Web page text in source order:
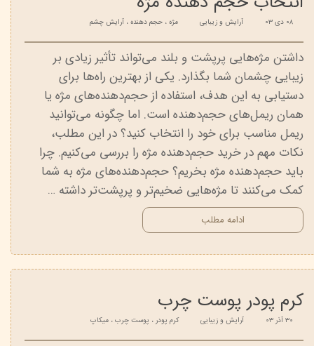
۰۸ دی ۰۳ آرایش و زیبایی مژه ، حجم دهنده ، آرایش چشم
داشتن مژه‌هایی پرپشت و بلند می‌تواند تأثیر زیادی بر
زیبایی چشمان شما بگذارد. یکی از بهترین راه‌ها برای
دستیابی به این هدف، استفاده از حجم‌دهنده‌های مژه یا
همان ریمل‌های حجم‌دهنده است. اما چگونه می‌توانید
ریمل مناسب برای خود را انتخاب کنید؟ در این مطلب،
نکات مهم در خرید حجم‌دهنده مژه را بررسی می‌کنیم. چرا
باید حجم‌دهنده مژه بخریم؟ حجم‌دهنده‌های مژه به شما
کمک می‌کنند تا مژه‌هایی ضخیم‌تر و پرپشت‌تر داشته …
ادامه مطلب
کرم پودر پوست چرب
۳۰ آذر ۰۳ آرایش و زیبایی کرم پودر ، پوست چرب ، میکاپ